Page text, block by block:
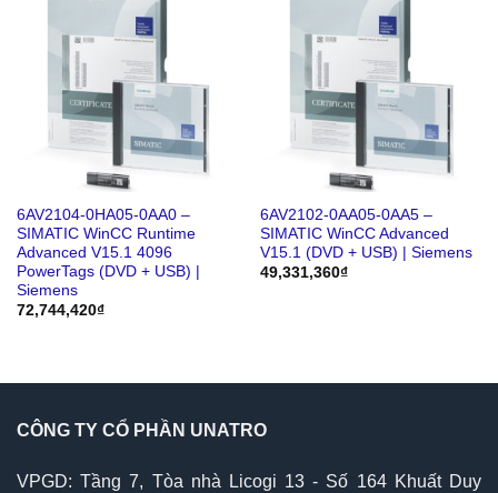
6AV2104-0HA05-0AA0 –
SIMATIC WinCC Runtime
Advanced V15.1 4096
PowerTags (DVD + USB) |
Siemens
72,744,420₫
6AV2102-0AA05-0AA5 –
SIMATIC WinCC Advanced
V15.1 (DVD + USB) | Siemens
49,331,360₫
CÔNG TY CỔ PHẦN UNATRO
VPGD: Tầng 7, Tòa nhà Licogi 13 - Số 164 Khuất Duy